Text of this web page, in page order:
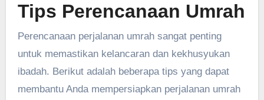
Tips Perencanaan Umrah
Perencanaan perjalanan umrah sangat penting
untuk memastikan kelancaran dan kekhusyukan
ibadah. Berikut adalah beberapa tips yang dapat
membantu Anda mempersiapkan perjalanan umrah